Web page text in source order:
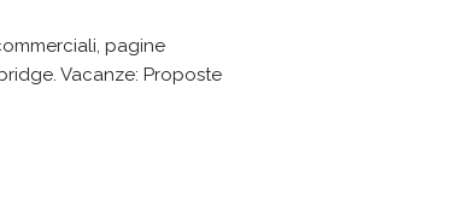
pagine
Vacanze: Proposte